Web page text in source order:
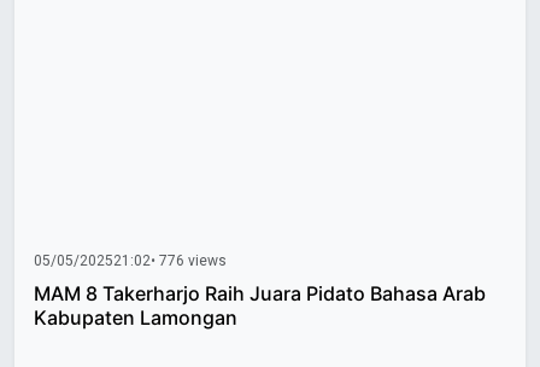
05/05/202521:02• 776 views
MAM 8 Takerharjo Raih Juara Pidato Bahasa Arab
Kabupaten Lamongan